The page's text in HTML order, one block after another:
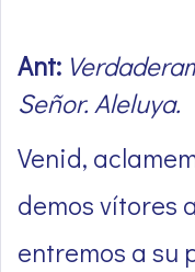
Ant:
Señor. Aleluya.
Venid,
demos vítores
entremos a su